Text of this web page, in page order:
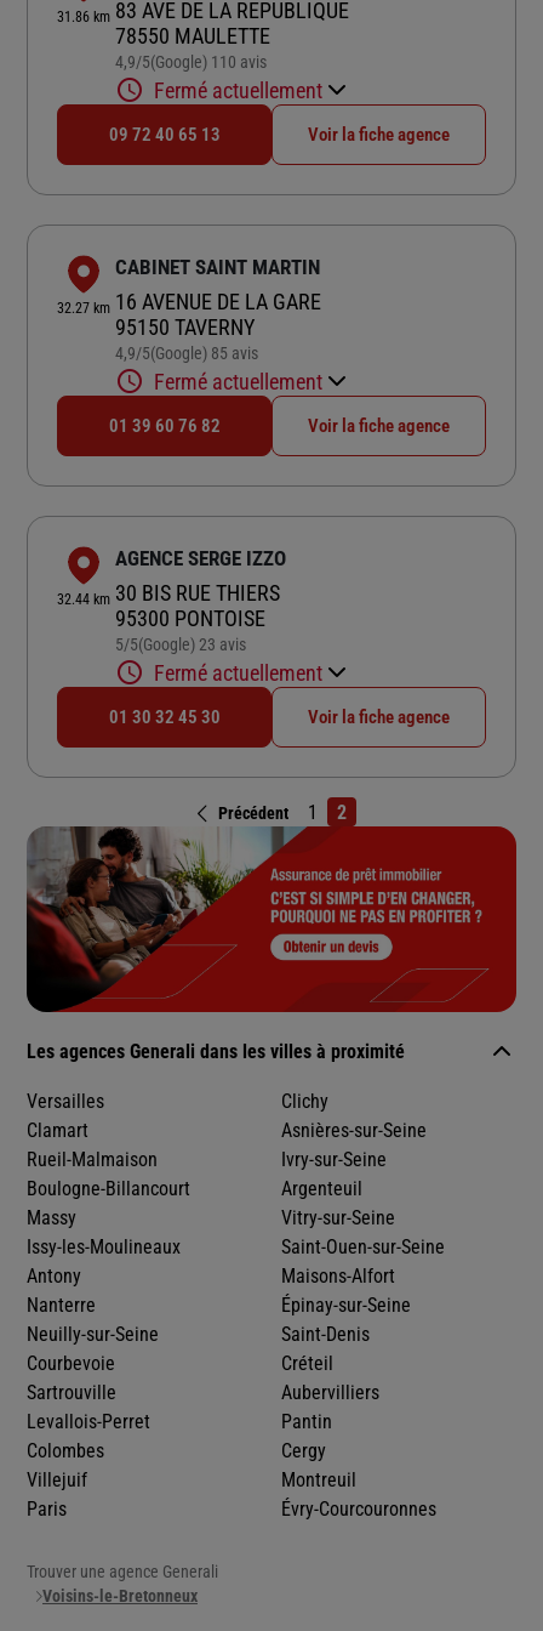
31.86 km 83 AVE DE LA REPUBLIQUE
78550 MAULETTE
4,9/5Note de 4.9 sur 5
(Google) 110 avis
Fermé actuellement
09 72 40 65 13 Voir la fiche agence
32.27 km
CABINET SAINT MARTIN
16 AVENUE DE LA GARE
95150 TAVERNY
4,9/5Note de 4.9 sur 5
(Google) 85 avis
Fermé actuellement
01 39 60 76 82 Voir la fiche agence
32.44 km
AGENCE SERGE IZZO
30 BIS RUE THIERS
95300 PONTOISE
5/5Note de 5 sur 5
(Google) 23 avis
Fermé actuellement
01 30 32 45 30 Voir la fiche agence
Précédent 1 2
Les agences Generali dans les villes à proximité
Versailles
Clamart
Rueil-Malmaison
Boulogne-Billancourt
Massy
Issy-les-Moulineaux
Antony
Nanterre
Neuilly-sur-Seine
Courbevoie
Sartrouville
Levallois-Perret
Colombes
Villejuif
Paris
Clichy
Asnières-sur-Seine
Ivry-sur-Seine
Argenteuil
Vitry-sur-Seine
Saint-Ouen-sur-Seine
Maisons-Alfort
Épinay-sur-Seine
Saint-Denis
Créteil
Aubervilliers
Pantin
Cergy
Montreuil
Évry-Courcouronnes
Trouver une agence Generali
Voisins-le-Bretonneux